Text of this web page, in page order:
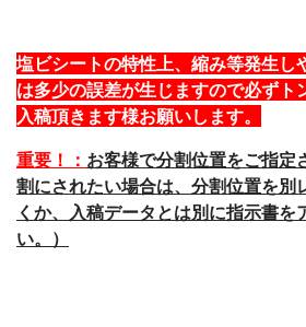
塩ビシートの特性上、縮み等発生し
は多少の誤差が生じますので必ずト
入稿頂きます様お願いします。
重要！： お客様で分割位置をご指定
割にされたい場合は、分割位置を別
くか、入稿データとは別に指示書を
い。）